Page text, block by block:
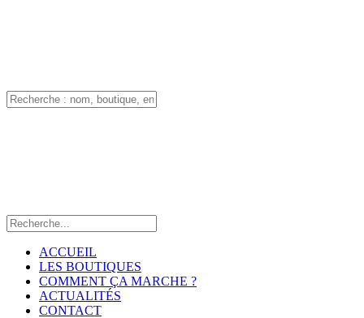
ACCUEIL
LES BOUTIQUES
COMMENT ÇA MARCHE ?
ACTUALITÉS
CONTACT